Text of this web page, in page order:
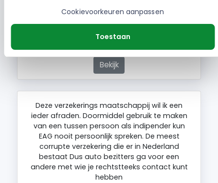
Cookievoorkeuren aanpassen
Toestaan
TESSA. (Grou)
Bekijk
Deze verzekerings maatschappij wil ik een
ieder afraden. Doormiddel gebruik te maken
van een tussen persoon als indipender kun
EAG nooit persoonlijk spreken. De meest
corrupte verzekering die er in Nederland
bestaat Dus auto bezitters ga voor een
andere met wie je rechtstteeks contact kunt
hebben